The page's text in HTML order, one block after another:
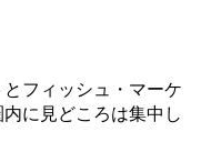
フィッシュ・マーケ
に見どころは集中し